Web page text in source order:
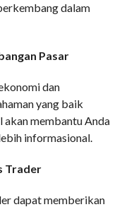
dalam
Pasar
dan
yang baik
membantu Anda
informasional.
Trader
dapat memberikan